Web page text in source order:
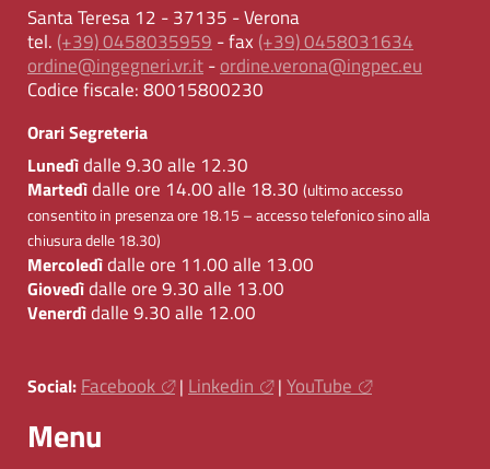
Santa Teresa 12 - 37135 - Verona
tel. (+39) 0458035959- fax (+39) 0458031634
ordine@ingegneri.vr.it-ordine.verona@ingpec.eu
Codice fiscale:80015800230
Orari Segreteria
Lunedìdalle 9.30 alle 12.30
Martedìdalle ore 14.00 alle 18.30 (ultimo accesso
consentito in presenza ore 18.15 – accesso telefonico sino alla
chiusura delle 18.30)
Mercoledìdalle ore 11.00 alle 13.00
Giovedìdalle ore 9.30 alle 13.00
Venerdìdalle 9.30 alle 12.00
Social:Facebook | Linkedin | YouTube
Menu